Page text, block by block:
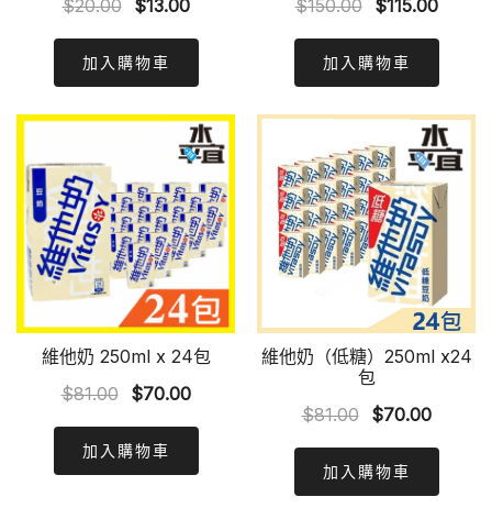
$20.00
was:
$20.00.
$13.00
$13.00.
加入購物車
$150.00
was:
$150.00.
$115.00
加入購物車
維他奶 250ml x 24包
$81.00
Original
was:
$81.00.
$70.00Current
$70.00.
加入購物車
維他奶（低糖）250ml x24
包
$81.00
Original
was:
$81.00.
$70.00
加入購物車